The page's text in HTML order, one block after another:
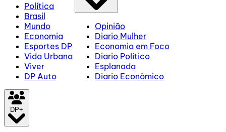
Política
Brasil
Mundo
Economia
Esportes DP
Vida Urbana
Viver
DP Auto
Opinião
Diario Mulher
Economia em Foco
Diario Político
Esplanada
Diario Econômico
DP+